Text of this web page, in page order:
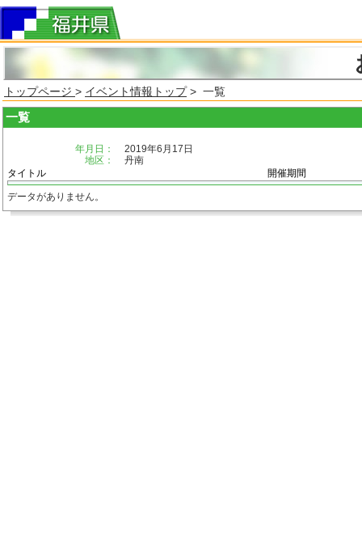
トップページ > イベント情報トップ> 一覧
一覧
年月日：
2019年6月17日
地区：
丹南
タイトル
開催期間
データがありません。